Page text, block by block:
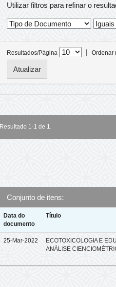
Utilizar filtros para refinar o
Resultados/Página | Ordenar
Resultado 1-1 de 1.
Conjunto de itens:
Data do
documento
Título
25-Mar-2022
ECOTOXICOLOGIA E
ANÁLISE